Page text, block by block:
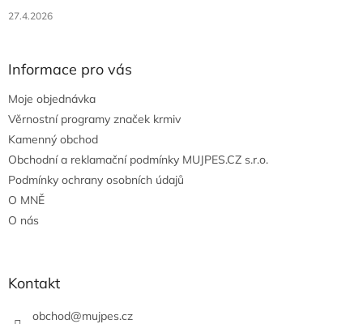
27.4.2026
Informace pro vás
Moje objednávka
Věrnostní programy značek krmiv
Kamenný obchod
Obchodní a reklamační podmínky MUJPES.CZ s.r.o.
Podmínky ochrany osobních údajů
O MNĚ
O nás
Kontakt
obchod@mujpes.cz